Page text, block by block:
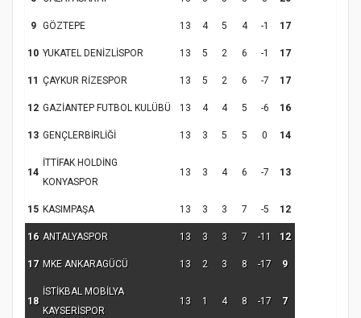
Kapanış Programı
Samsun Atakum’da Ayasofya Camii
Etkinliği
Türkiye’de insanlar dinle bağlarını
koparıyor mu?
9 GÖZTEPE 13 4 5 4 -1 17
10 YUKATEL DENİZLİSPOR 13 5 2 6 -1 17
11 ÇAYKUR RİZESPOR 13 5 2 6 -7 17
12 GAZİANTEP FUTBOL KULÜBÜ 13 4 4 5 -6 16
13 GENÇLERBİRLİĞİ 13 3 5 5 0 14
14
İTTİFAK HOLDİNG
KONYASPOR
13 3 4 6 -7 13
15 KASIMPAŞA 13 3 3 7 -5 12
16 ANTALYASPOR 13 3 3 7 -11 12
17 MKE ANKARAGÜCÜ 13 2 3 8 -17 9
18
İSTİKBAL MOBİLYA
KAYSERİSPOR
13 1 4 8 -17 7